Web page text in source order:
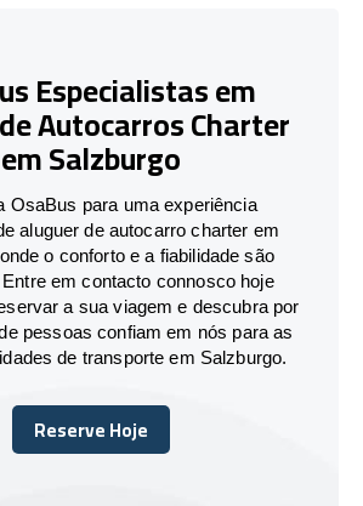
Especialistas em
Autocarros Charter
em Salzburgo
OsaBus para uma experiência
aluguer de autocarro charter em
o conforto e a fiabilidade são
em contacto connosco hoje
a sua viagem e descubra por
pessoas confiam em nós para as
de transporte em Salzburgo.
Reserve Hoje
Reserve Hoje